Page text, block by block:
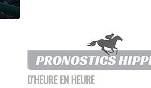
D'HEURE EN HEURE